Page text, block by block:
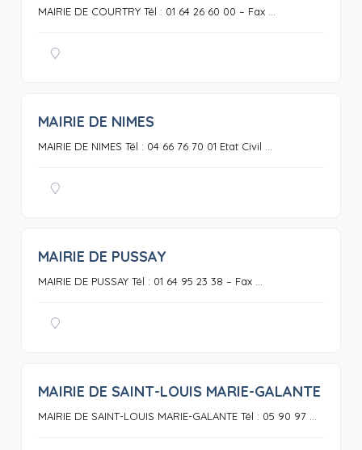
MAIRIE DE COURTRY Tél : 01 64 26 60 00 – Fax ...
MAIRIE DE NIMES
MAIRIE DE NIMES Tél : 04 66 76 70 01 Etat Civil ...
MAIRIE DE PUSSAY
MAIRIE DE PUSSAY Tél : 01 64 95 23 38 – Fax ...
0
MAIRIE DE SAINT-LOUIS MARIE-GALANTE
MAIRIE DE SAINT-LOUIS MARIE-GALANTE Tél : 05 90 97 ...